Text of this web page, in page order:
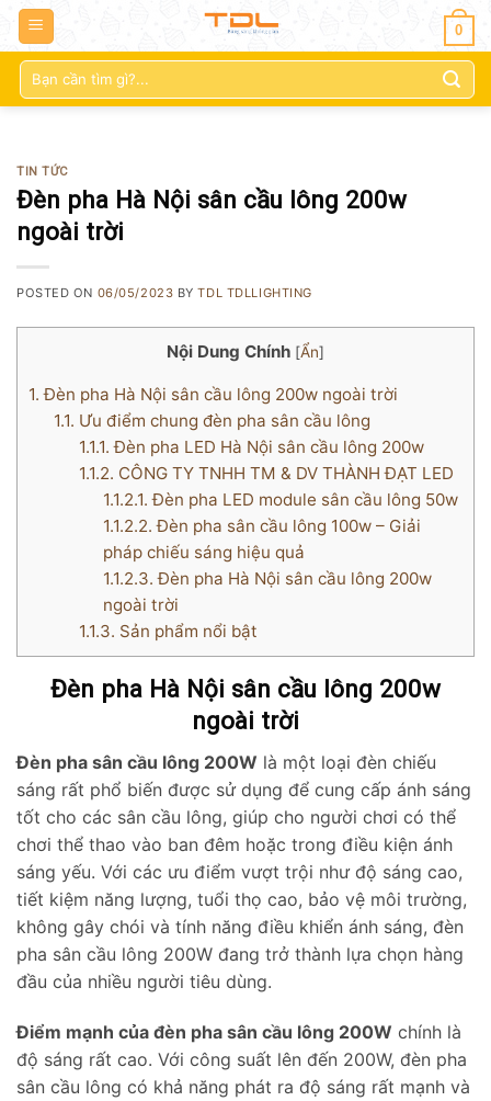
0
Tìm
kiếm:
TIN TỨC
Đèn pha Hà Nội sân cầu lông 200w
ngoài trời
POSTED ON 06/05/2023 BYTDL TDLLIGHTING
Nội Dung Chính [Ẩn]
1. Đèn pha Hà Nội sân cầu lông 200w ngoài trời
1.1. Ưu điểm chung đèn pha sân cầu lông
1.1.1. Đèn pha LED Hà Nội sân cầu lông 200w
1.1.2. CÔNG TY TNHH TM & DV THÀNH ĐẠT LED
1.1.2.1. Đèn pha LED module sân cầu lông 50w
1.1.2.2. Đèn pha sân cầu lông 100w – Giải
pháp chiếu sáng hiệu quả
1.1.2.3. Đèn pha Hà Nội sân cầu lông 200w
ngoài trời
1.1.3. Sản phẩm nổi bật
Đèn pha Hà Nội sân cầu lông 200w
ngoài trời
Đèn pha sân cầu lông 200W là một loại đèn chiếu
sáng rất phổ biến được sử dụng để cung cấp ánh sáng
tốt cho các sân cầu lông, giúp cho người chơi có thể
chơi thể thao vào ban đêm hoặc trong điều kiện ánh
sáng yếu. Với các ưu điểm vượt trội như độ sáng cao,
tiết kiệm năng lượng, tuổi thọ cao, bảo vệ môi trường,
không gây chói và tính năng điều khiển ánh sáng, đèn
pha sân cầu lông 200W đang trở thành lựa chọn hàng
đầu của nhiều người tiêu dùng.
Điểm mạnh của đèn pha sân cầu lông 200W chính là
độ sáng rất cao. Với công suất lên đến 200W, đèn pha
sân cầu lông có khả năng phát ra độ sáng rất mạnh và